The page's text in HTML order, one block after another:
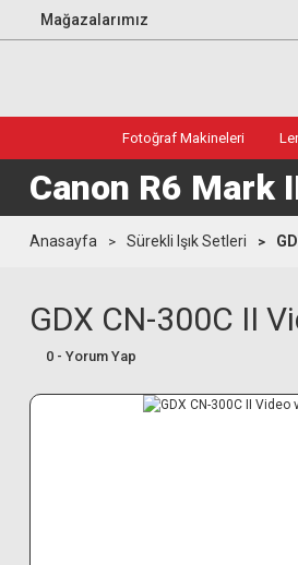
Mağazalarımız
Fotoğraf Makineleri
Canon R6 Mark
Anasayfa Sürekli Işık Setleri
GDX CN-300C II
0 - Yorum Yap